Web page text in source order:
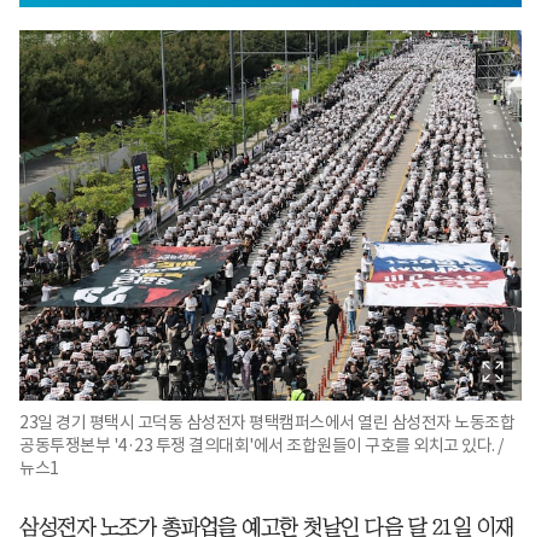
23일 경기 평택시 고덕동 삼성전자 평택캠퍼스에서 열린 삼성전자 노동조합
공동투쟁본부 '4·23 투쟁 결의대회'에서 조합원들이 구호를 외치고 있다. /
뉴스1
삼성전자 노조가 총파업을 예고한 첫날인 다음 달 21일 이재